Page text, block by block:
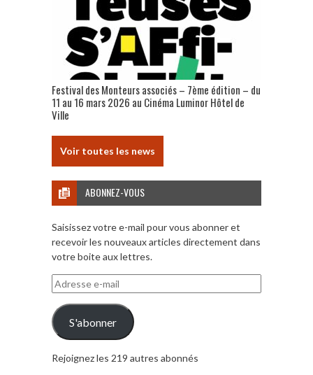
Festival des Monteurs associés – 7ème édition – du
11 au 16 mars 2026 au Cinéma Luminor Hôtel de
Ville
Voir toutes les news
ABONNEZ-VOUS
Saisissez votre e-mail pour vous abonner et
recevoir les nouveaux articles directement dans
votre boite aux lettres.
Adresse
e-
mail
S'abonner
Rejoignez les 219 autres abonnés